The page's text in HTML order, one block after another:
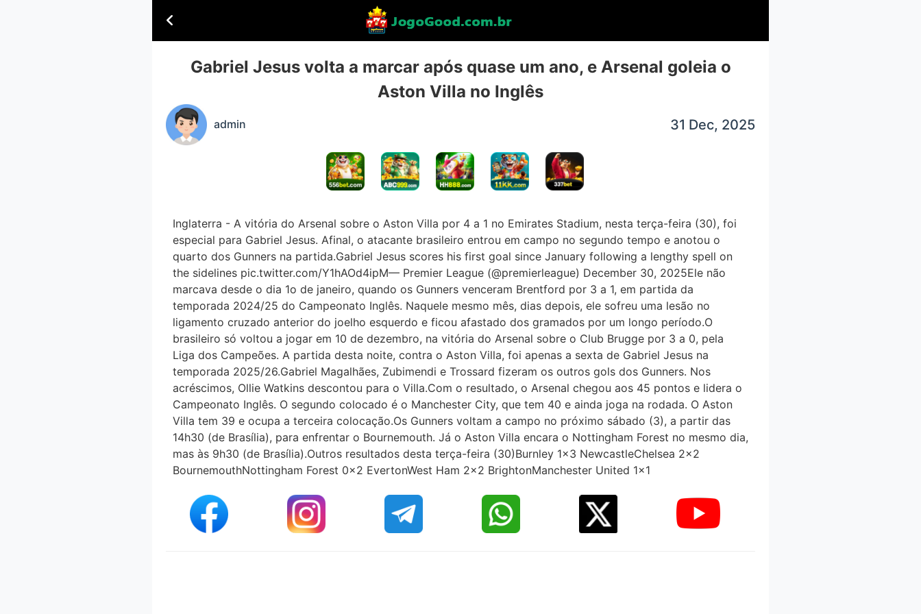
Gabriel Jesus volta a marcar após quase um ano, e Arsenal goleia o
Aston Villa no Inglês
admin 31 Dec, 2025
Inglaterra - A vitória do Arsenal sobre o Aston Villa por 4 a 1 no Emirates Stadium, nesta terça-feira (30), foi
especial para Gabriel Jesus. Afinal, o atacante brasileiro entrou em campo no segundo tempo e anotou o
quarto dos Gunners na partida.Gabriel Jesus scores his first goal since January following a lengthy spell on
the sidelines pic.twitter.com/Y1hAOd4ipM— Premier League (@premierleague) December 30, 2025Ele não
marcava desde o dia 1o de janeiro, quando os Gunners venceram Brentford por 3 a 1, em partida da
temporada 2024/25 do Campeonato Inglês. Naquele mesmo mês, dias depois, ele sofreu uma lesão no
ligamento cruzado anterior do joelho esquerdo e ficou afastado dos gramados por um longo período.O
brasileiro só voltou a jogar em 10 de dezembro, na vitória do Arsenal sobre o Club Brugge por 3 a 0, pela
Liga dos Campeões. A partida desta noite, contra o Aston Villa, foi apenas a sexta de Gabriel Jesus na
temporada 2025/26.Gabriel Magalhães, Zubimendi e Trossard fizeram os outros gols dos Gunners. Nos
acréscimos, Ollie Watkins descontou para o Villa.Com o resultado, o Arsenal chegou aos 45 pontos e lidera o
Campeonato Inglês. O segundo colocado é o Manchester City, que tem 40 e ainda joga na rodada. O Aston
Villa tem 39 e ocupa a terceira colocação.Os Gunners voltam a campo no próximo sábado (3), a partir das
14h30 (de Brasília), para enfrentar o Bournemouth. Já o Aston Villa encara o Nottingham Forest no mesmo dia,
mas às 9h30 (de Brasília).Outros resultados desta terça-feira (30)Burnley 1x3 NewcastleChelsea 2x2
BournemouthNottingham Forest 0x2 EvertonWest Ham 2x2 BrightonManchester United 1x1